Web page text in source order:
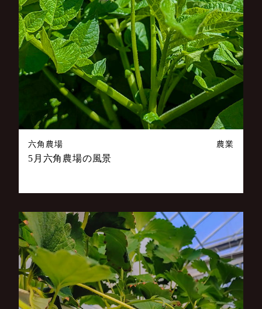
六角農場 農業
5月六角農場の風景